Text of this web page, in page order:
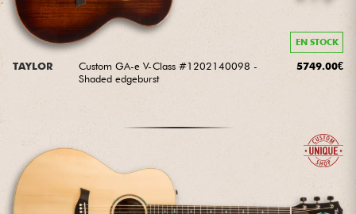
EN STOCK
TAYLOR
Custom GA-e V-Class #1202140098 -
Shaded edgeburst
5749.00€